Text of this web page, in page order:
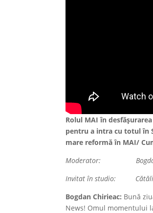
Rolul MAI în
pentru a intra cu totul în
mare reformă în MAI/
Moderator: Bogdan
Invitat în studio: Cătălin
Bogdan Chirieac: Bună
News! Omul momentului